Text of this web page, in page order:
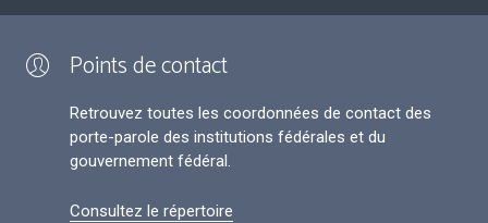
Points de contact
Retrouvez toutes les coordonnées de contact des
porte-parole des institutions fédérales et du
gouvernement fédéral.
Consultez le répertoire